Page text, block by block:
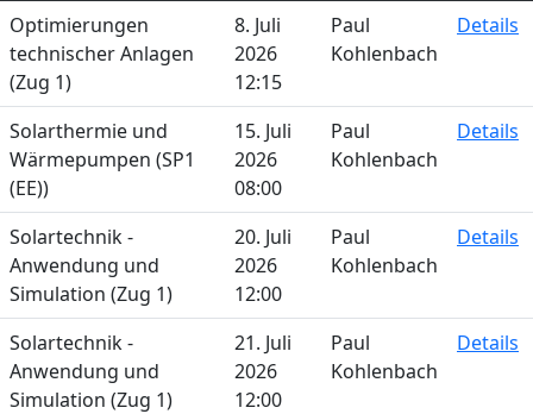
Optimierungen
technischer Anlagen
(Zug 1)
8. Juli
2026
12:15
Paul
Kohlenbach
Details
Solarthermie und
Wärmepumpen (SP1
(EE))
15. Juli
2026
08:00
Paul
Kohlenbach
Details
Solartechnik -
Anwendung und
Simulation (Zug 1)
20. Juli
2026
12:00
Paul
Kohlenbach
Details
Solartechnik -
Anwendung und
Simulation (Zug 1)
21. Juli
2026
12:00
Paul
Kohlenbach
Details